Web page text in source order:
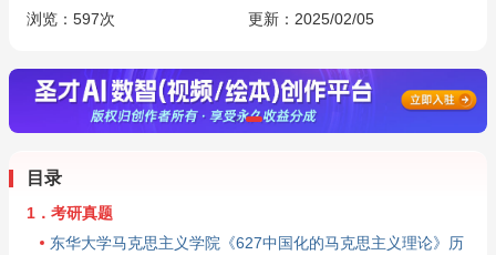
浏览： 597次 更新：2025/02/05
目录
1．考研真题
东华大学马克思主义学院《627中国化的马克思主义理论》历